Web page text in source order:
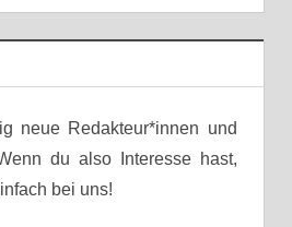
neue Redakteur*innen und
du also Interesse hast,
bei uns!